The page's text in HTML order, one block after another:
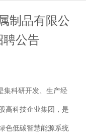
制品有限公
聘公告
集科研开发、生产经
高科技企业集团，是
色低碳智慧能源系统